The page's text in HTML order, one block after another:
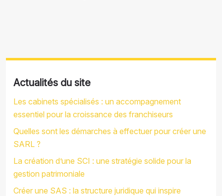
Actualités du site
Les cabinets spécialisés : un accompagnement
essentiel pour la croissance des franchiseurs
Quelles sont les démarches à effectuer pour créer une
SARL ?
La création d’une SCI : une stratégie solide pour la
gestion patrimoniale
Créer une SAS : la structure juridique qui inspire